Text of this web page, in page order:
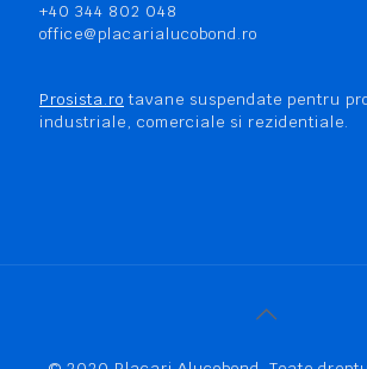
+40 344 802 048
office@placarialucobond.ro
Prosista.ro tavane suspendate pentru
industriale, comerciale si rezidentiale.